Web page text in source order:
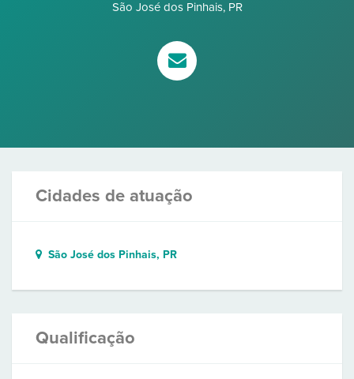
São José dos Pinhais, PR
Cidades de atuação
São José dos Pinhais, PR
Qualificação